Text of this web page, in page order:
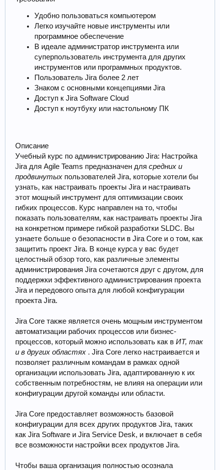
Удобно пользоваться компьютером
Легко изучайте новые инструменты или
программное обеспечение
В идеале администратор инструмента или
суперпользователь инструмента для других
инструментов или программных продуктов.
Пользователь Jira более 2 лет
Знаком с основными концепциями Jira
Доступ к Jira Software Cloud
Доступ к ноутбуку или настольному ПК
Описание
Учебный курс по администрированию Jira: Настройка
Jira для Agile Teams предназначен для средних и
продвинутых пользователей Jira, которые хотели бы
узнать, как настраивать проекты Jira и настраивать
этот мощный инструмент для оптимизации своих
гибких процессов. Курс направлен на то, чтобы
показать пользователям, как настраивать проекты Jira
на конкретном примере гибкой разработки SLDC. Вы
узнаете больше о безопасности в Jira Core и о том, как
защитить проект Jira. В конце курса у вас будет
целостный обзор того, как различные элементы
администрирования Jira сочетаются друг с другом, для
поддержки эффективного администрирования проекта
Jira и передового опыта для любой конфигурации
проекта Jira.
Jira Core также является очень мощным инструментом
автоматизации рабочих процессов или бизнес-
процессов, который можно использовать как в ИТ, так
и в других областях . Jira Core легко настраивается и
позволяет различным командам в рамках одной
организации использовать Jira, адаптированную к их
собственным потребностям, не влияя на операции или
конфигурации другой команды или области.
Jira Core предоставляет возможность базовой
конфигурации для всех других продуктов Jira, таких
как Jira Software и Jira Service Desk, и включает в себя
все возможности настройки всех продуктов Jira.
Чтобы ваша организация полностью осознала